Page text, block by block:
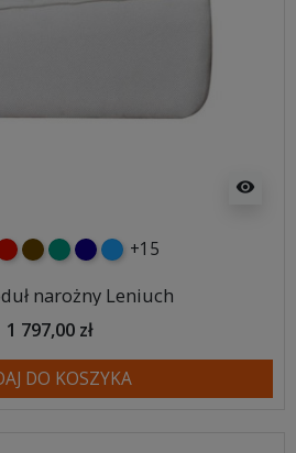
visibility
czekoladowy
turkusowy
granatowy
niebieski
+15
narożny Leniuch
1 797,00 zł
DO KOSZYKA